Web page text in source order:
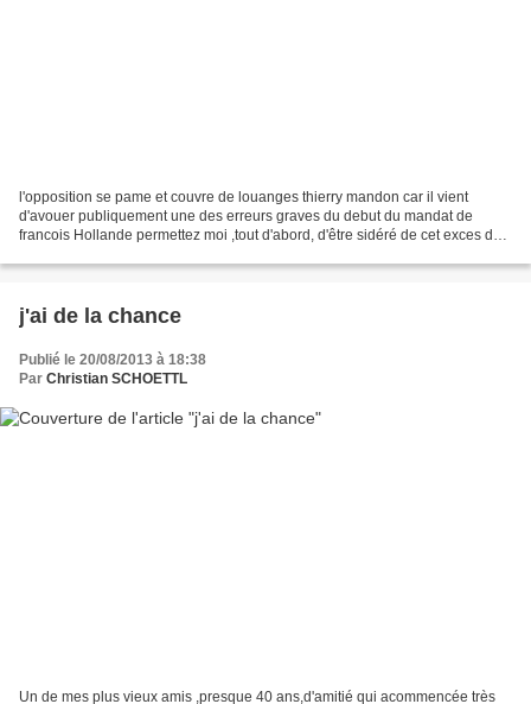
l'opposition se pame et couvre de louanges thierry mandon car il vient
d'avouer publiquement une des erreurs graves du debut du mandat de
francois Hollande permettez moi ,tout d'abord, d'être sidéré de cet exces de
j'ai de la chance
Publié le 20/08/2013 à 18:38
Par Christian SCHOETTL
Un de mes plus vieux amis ,presque 40 ans,d'amitié qui acommencée très